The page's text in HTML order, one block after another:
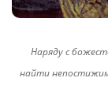
Наряду с
найти